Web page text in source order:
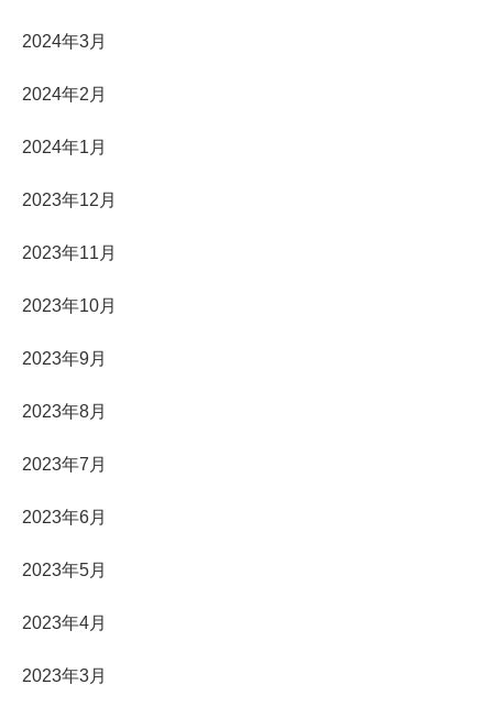
2024年3月
2024年2月
2024年1月
2023年12月
2023年11月
2023年10月
2023年9月
2023年8月
2023年7月
2023年6月
2023年5月
2023年4月
2023年3月